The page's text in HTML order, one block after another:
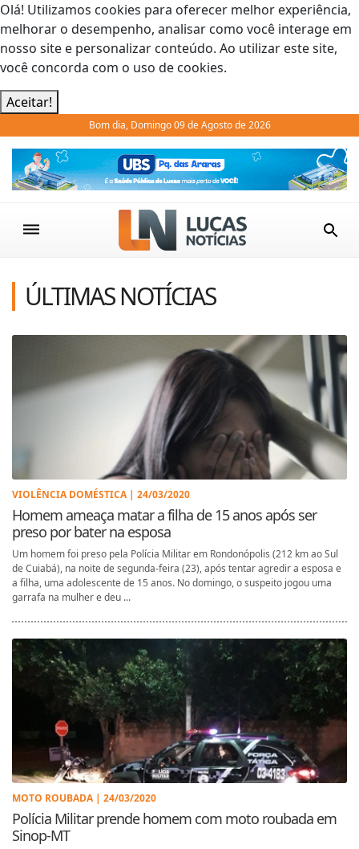
Olá! Utilizamos cookies para oferecer melhor experiência,
melhorar o desempenho, analisar como você interage em
nosso site e personalizar conteúdo. Ao utilizar este site,
você concorda com o uso de cookies.
Aceitar!
Bom dia, Domingo 09 de Agosto de 2026
Previous Next
ÚLTIMAS NOTÍCIAS
VIOLÊNCIA DOMÉSTICA | 24/03/2020
Homem ameaça matar a filha de 15 anos após ser
preso por bater na esposa
Um homem foi preso pela Polícia Militar em Rondonópolis (212 km ao Sul
de Cuiabá), na noite de segunda-feira (23), após tentar agredir a esposa e
a filha, uma adolescente de 15 anos. No domingo, o suspeito jogou uma
garrafa na mulher e deu ...
MOTO ROUBADA | 24/03/2020
Polícia Militar prende homem com moto roubada em
Sinop-MT